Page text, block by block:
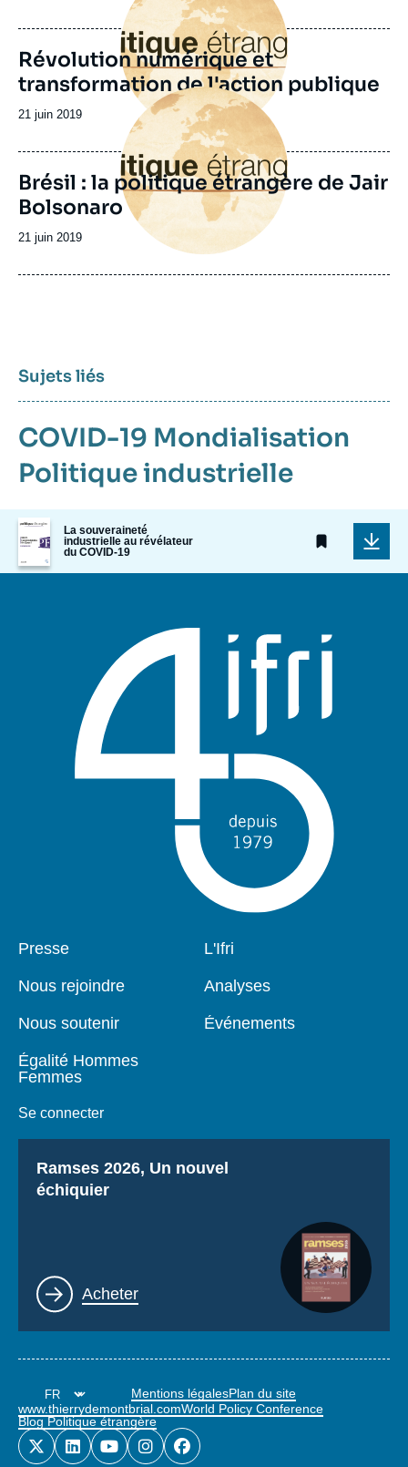
publication
Révolution numérique et
transformation de l'action publique
Date
publication
21 juin 2019
Image
principale
Brésil : la politique étrangère de Jair
Bolsonaro
Date
publication
21 juin 2019
Sujets liés
COVID-19 Mondialisation
Politique industrielle
Image
de
couverture
de
La souveraineté
industrielle au révélateur
du COVID-19
Pied
Presse
Nous rejoindre
Nous soutenir
Égalité Hommes
Femmes
Se connecter
Navigation
L'Ifri
Analyses
Événements
Titre
Ramses 2026, Un nouvel
échiquier
Lien
Acheter
Mentions légalesPlan du site
www.thierrydemontbrial.comWorld Policy Conference
Blog Politique étrangère